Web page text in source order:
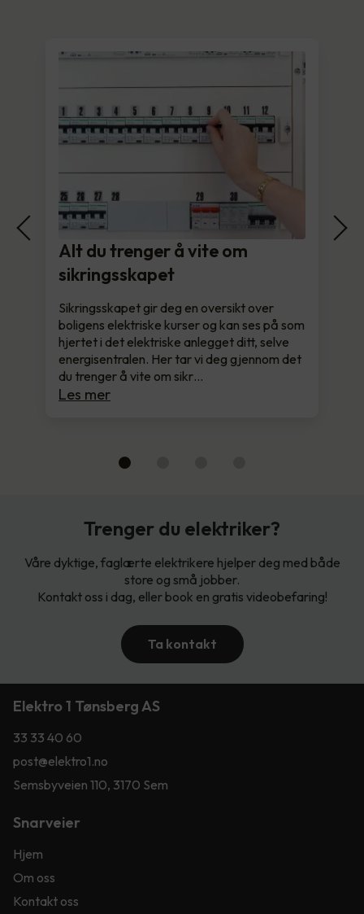
Alt du trenger å vite om
sikringsskapet
Sikringsskapet gir deg en oversikt over
boligens elektriske kurser og kan ses på som
hjertet i det elektriske anlegget ditt, selve
energisentralen. Her tar vi deg gjennom det
du trenger å vite om sikr…
Les mer
Trenger du elektriker?
Våre dyktige, faglærte elektrikere hjelper deg med både
store og små jobber.
Kontakt oss i dag, eller book en gratis videobefaring!
Ta kontakt
Elektro 1 Tønsberg AS
33 33 40 60
post@elektro1.no
Semsbyveien 110, 3170 Sem
Snarveier
Hjem
Om oss
Kontakt oss